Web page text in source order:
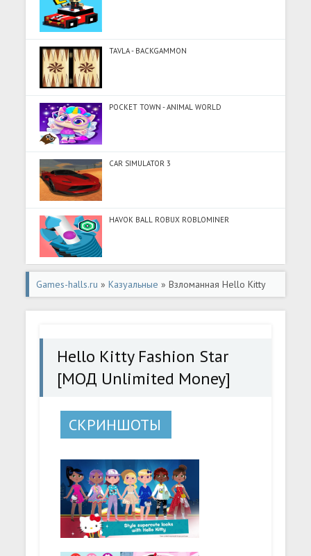
TAVLA - BACKGAMMON
POCKET TOWN - ANIMAL WORLD
CAR SIMULATOR 3
HAVOK BALL ROBUX ROBLOMINER
Games-halls.ru »Казуальные » Взломанная Hello Kitty
Fashion Star [МОД Unlimited Money] - полная версия apk
Hello Kitty Fashion Star
[МОД Unlimited Money]
СКРИНШОТЫ